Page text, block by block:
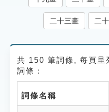
貓頭鷹博士
二十三畫 二
共 150 筆詞條, 每頁呈
詞條：
詞條名稱